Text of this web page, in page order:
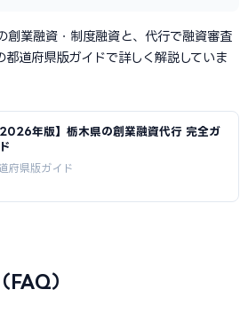
創業融資・制度融資と、代行で融資審査
都道府県版ガイドで詳しく解説していま
2026年版】栃木県の創業融資代行 完全ガ
府県版ガイド
FAQ）